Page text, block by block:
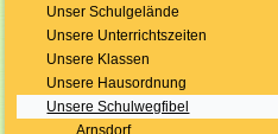
Unser Schulgelände
Unsere Unterrichtszeiten
Unsere Klassen
Unsere Hausordnung
Unsere Schulwegfibel
Arnsdorf